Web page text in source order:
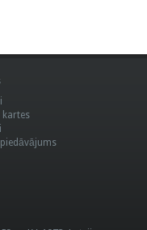
kartes
piedāvājums